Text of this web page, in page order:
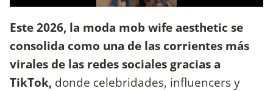
Este 2026, la moda mob wife aesthetic se
consolida como una de las corrientes más
virales de las redes sociales gracias a
TikTok, donde celebridades, influencers y